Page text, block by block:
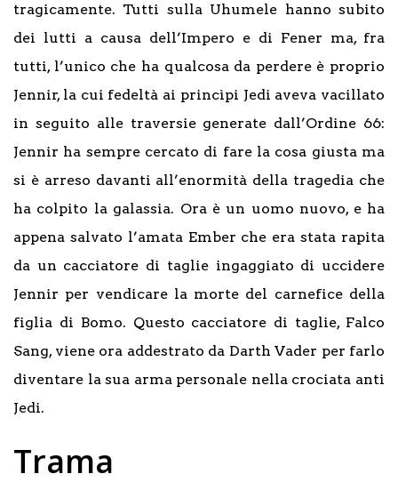
tragicamente. Tutti sulla Uhumele hanno subito
dei lutti a causa dell’Impero e di Fener ma, fra
tutti, l’unico che ha qualcosa da perdere è proprio
Jennir, la cui fedeltà ai princìpi Jedi aveva vacillato
in seguito alle traversie generate dall’Ordine 66:
Jennir ha sempre cercato di fare la cosa giusta ma
si è arreso davanti all’enormità della tragedia che
ha colpito la galassia. Ora è un uomo nuovo, e ha
appena salvato l’amata Ember che era stata rapita
da un cacciatore di taglie ingaggiato di uccidere
Jennir per vendicare la morte del carnefice della
figlia di Bomo. Questo cacciatore di taglie, Falco
Sang, viene ora addestrato da Darth Vader per farlo
diventare la sua arma personale nella crociata anti
Jedi.
Trama